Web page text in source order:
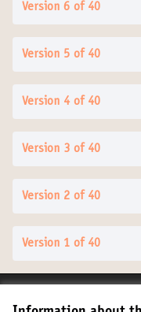
Version 6 of 40
Version 5 of 40
Version 4 of 40
Version 3 of 40
Version 2 of 40
Version 1 of 40